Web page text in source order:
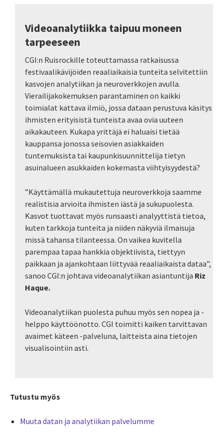
Videoanalytiikka taipuu moneen
tarpeeseen
CGI:n Ruisrockille toteuttamassa ratkaisussa
festivaalikävijöiden reaaliaikaisia tunteita selvitettiin
kasvojen analytiikan ja neuroverkkojen avulla.
Vierailijakokemuksen parantaminen on kaikki
toimialat kattava ilmiö, jossa dataan perustuva käsitys
ihmisten erityisistä tunteista avaa ovia uuteen
aikakauteen. Kukapa yrittäjä ei haluaisi tietää
kauppansa jonossa seisovien asiakkaiden
tuntemuksista tai kaupunkisuunnittelija tietyn
asuinalueen asukkaiden kokemasta viihtyisyydestä?
”Käyttämällä mukautettuja neuroverkkoja saamme
realistisia arvioita ihmisten iästä ja sukupuolesta.
Kasvot tuottavat myös runsaasti analyyttistä tietoa,
kuten tarkkoja tunteita ja niiden näkyviä ilmaisuja
missä tahansa tilanteessa. On vaikea kuvitella
parempaa tapaa hankkia objektiivista, tiettyyn
paikkaan ja ajankohtaan liittyvää ­reaaliaikaista dataa”,
sanoo CGI:n johtava videoanalytiikan asiantuntija Riz
Haque.
Videoanalytiikan puolesta puhuu myös sen nopea ja ­
helppo käyttöönotto. CGI toimitti kaiken tarvittavan
avaimet käteen -palveluna, laitteista aina tietojen
visualisointiin asti.
Tutustu myös
Muuta datan ja analytiikan palvelumme